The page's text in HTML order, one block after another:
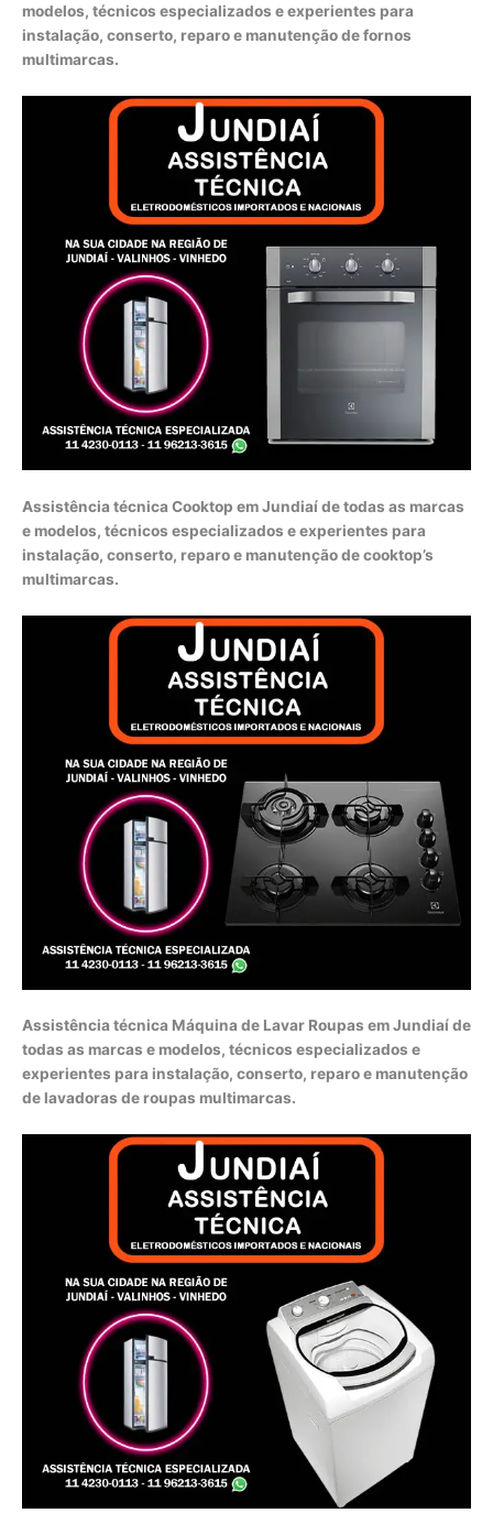
modelos, técnicos especializados e experientes para
instalação, conserto, reparo e manutenção de fornos
multimarcas.
Assistência técnica Cooktop em Jundiaí de todas as marcas
e modelos, técnicos especializados e experientes para
instalação, conserto, reparo e manutenção de cooktop’s
multimarcas.
Assistência técnica Máquina de Lavar Roupas em Jundiaí de
todas as marcas e modelos, técnicos especializados e
experientes para instalação, conserto, reparo e manutenção
de lavadoras de roupas multimarcas.